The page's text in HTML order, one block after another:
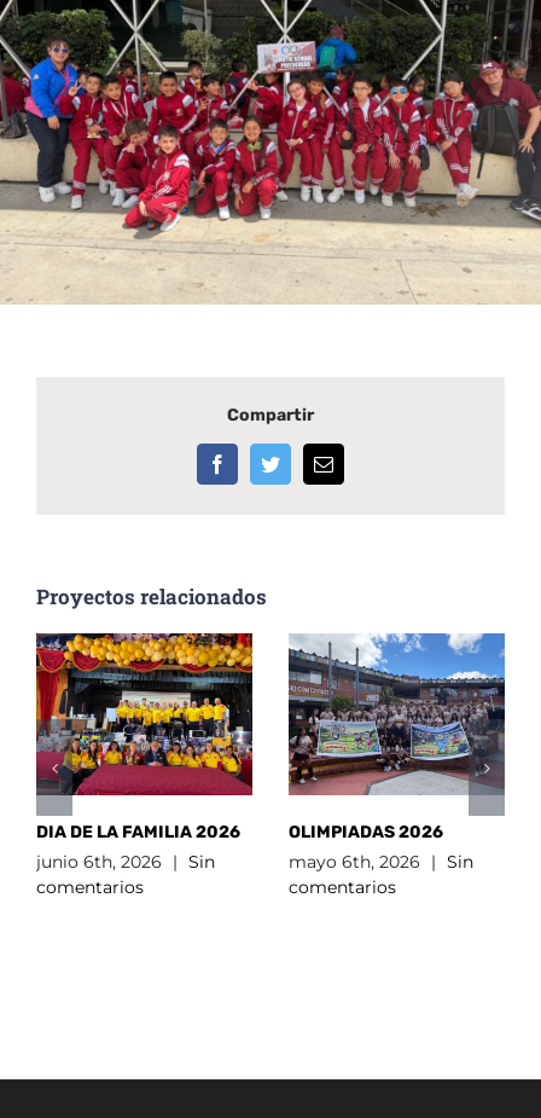
Compartir
FacebookTwitterCorreo
electrónico
Proyectos relacionados
DIA DE LA FAMILIA 2026
junio 6th, 2026 | Sin
comentarios
OLIMPIADAS 2026
mayo 6th, 2026 | Sin
comentarios